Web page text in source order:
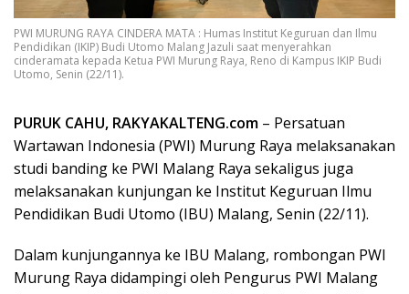
PWI MURUNG RAYA CINDERA MATA : Humas Institut Keguruan dan Ilmu
Pendidikan (IKIP) Budi Utomo Malang Jazuli saat menyerahkan
cinderamata kepada Ketua PWI Murung Raya, Reno di Kampus IKIP Budi
Utomo, Senin (22/11).
PURUK CAHU, RAKYAKALTENG.com – Persatuan
Wartawan Indonesia (PWI) Murung Raya melaksanakan
studi banding ke PWI Malang Raya sekaligus juga
melaksanakan kunjungan ke Institut Keguruan Ilmu
Pendidikan Budi Utomo (IBU) Malang, Senin (22/11).
Dalam kunjungannya ke IBU Malang, rombongan PWI
Murung Raya didampingi oleh Pengurus PWI Malang